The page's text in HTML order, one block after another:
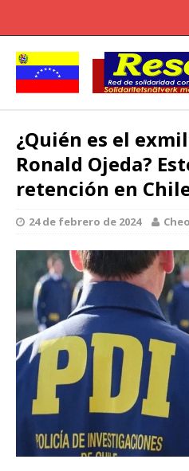
¿Quién es el
Ronald Ojeda?
retención en
24 de febrero de 2024 Cheo